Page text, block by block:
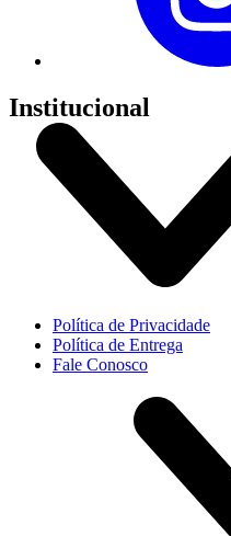
Institucional
Política de Privacidade
Política de Entrega
Fale Conosco